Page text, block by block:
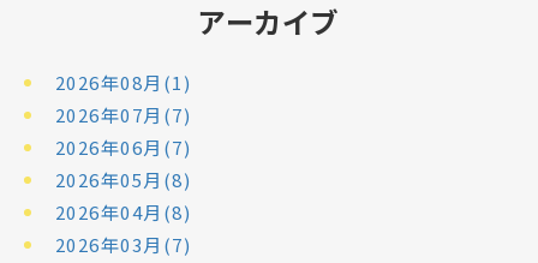
アーカイブ
2026年08月(1)
2026年07月(7)
2026年06月(7)
2026年05月(8)
2026年04月(8)
2026年03月(7)